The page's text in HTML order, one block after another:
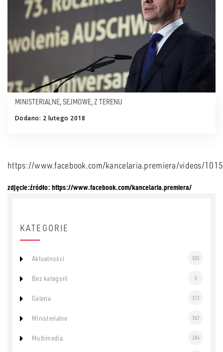
MINISTERIALNE, SEJMOWE, Z TERENU
Dodano: 2 lutego 2018
https://www.facebook.com/kancelaria.premiera/videos/
zdjęcie:źródło: https://www.facebook.com/kancelaria.premiera/
KATEGORIE
Aktualności 505
Bez kategorii 6
Galeria 372
Ministerialne 362
Multimedia 284